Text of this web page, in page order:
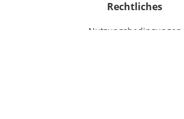
Rechtliches
Nutzungsbedingungen